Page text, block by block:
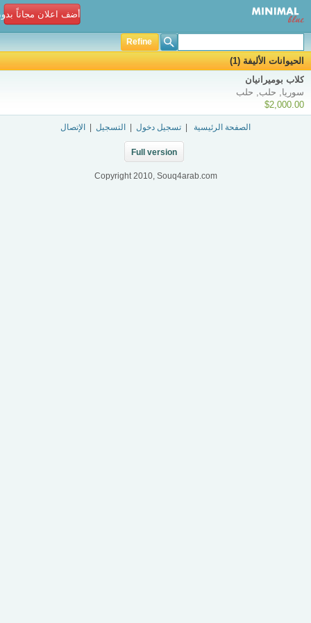
أضف اعلان مجاناً
Refine
الحيوانات الأليفة (1)
كلاب بوميرانيان
سوريا, حلب, حلب
$2,000.00
الصفحة الرئيسية تسجيل دخول التسجيل الإتصال
Full version
Copyright 2010, Souq4arab.com